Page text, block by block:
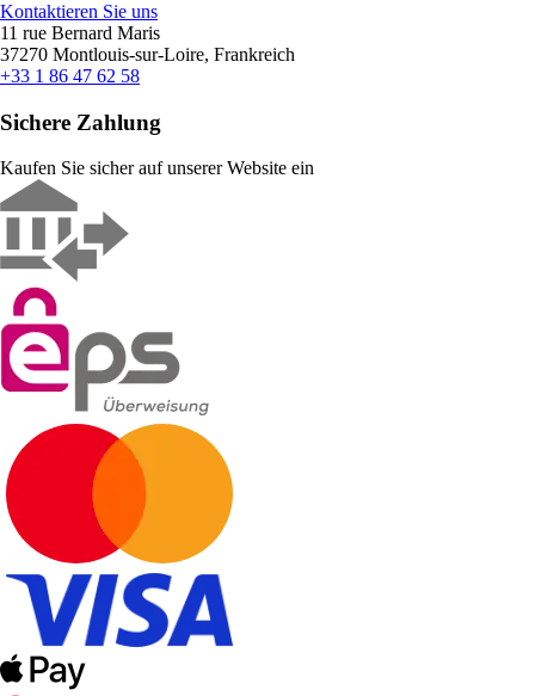
Kontaktieren Sie uns
11 rue Bernard Maris
37270 Montlouis-sur-Loire, Frankreich
+33 1 86 47 62 58
Sichere Zahlung
Kaufen Sie sicher auf unserer Website ein